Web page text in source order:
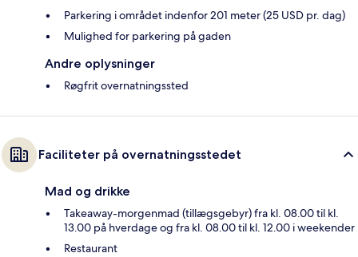
Parkering i området indenfor 201 meter (25 USD pr. dag)
Mulighed for parkering på gaden
Andre oplysninger
Røgfrit overnatningssted
Faciliteter på overnatningsstedet
Mad og drikke
Takeaway-morgenmad (tillægsgebyr) fra kl. 08.00 til kl.
13.00 på hverdage og fra kl. 08.00 til kl. 12.00 i weekender
Restaurant